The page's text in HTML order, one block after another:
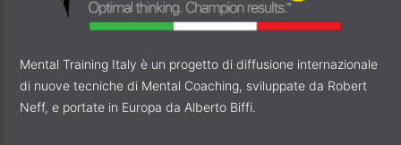
Mental Training Italy è un progetto di diffusione internazionale
di nuove tecniche di Mental Coaching, sviluppate da Robert
Neff, e portate in Europa da Alberto Biffi.